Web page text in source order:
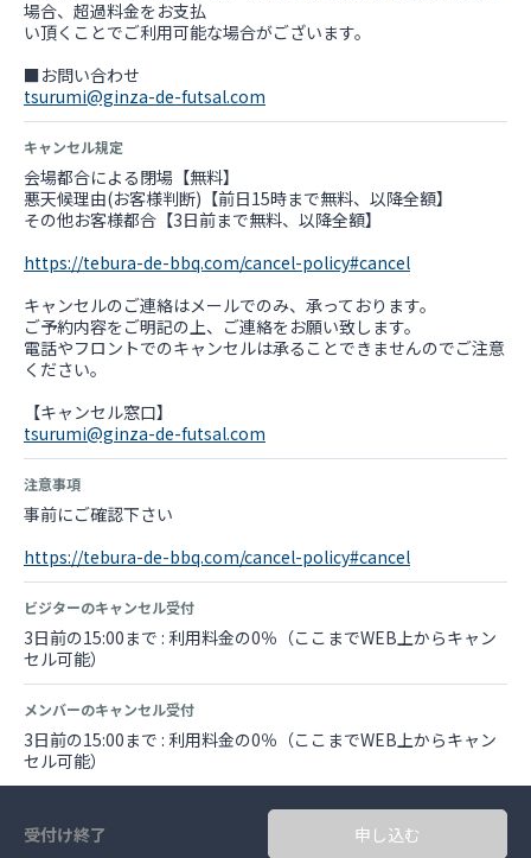
場合、超過料金をお支払
い頂くことでご利用可能な場合がございます。
tsurumi@ginza-de-futsal.com
キャンセル規定
会場都合による閉場【無料】
悪天候理由(お客様判断)【前日15時まで無料、以降全額】
その他お客様都合【3日前まで無料、以降全額】
https://tebura-de-bbq.com/cancel-policy#cancel
キャンセルのご連絡はメールでのみ、承っております。
ご予約内容をご明記の上、ご連絡をお願い致します。
電話やフロントでのキャンセルは承ることできませんのでご注意
ください。
tsurumi@ginza-de-futsal.com
注意事項
事前にご確認下さい
https://tebura-de-bbq.com/cancel-policy#cancel
ビジターのキャンセル受付
3日前の15:00まで : 利用料金の0％（ここまでWEB上からキャン
セル可能）
メンバーのキャンセル受付
3日前の15:00まで : 利用料金の0％（ここまでWEB上からキャン
セル可能）
受付け終了 申し込む